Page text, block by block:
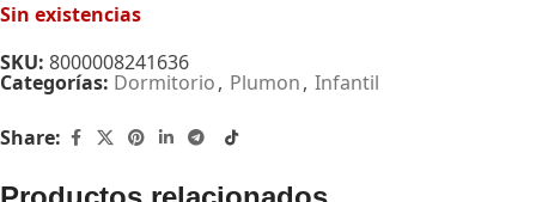
Sin existencias
SKU: 8000008241636
Categorías: Dormitorio, Plumon, Infantil
Share: